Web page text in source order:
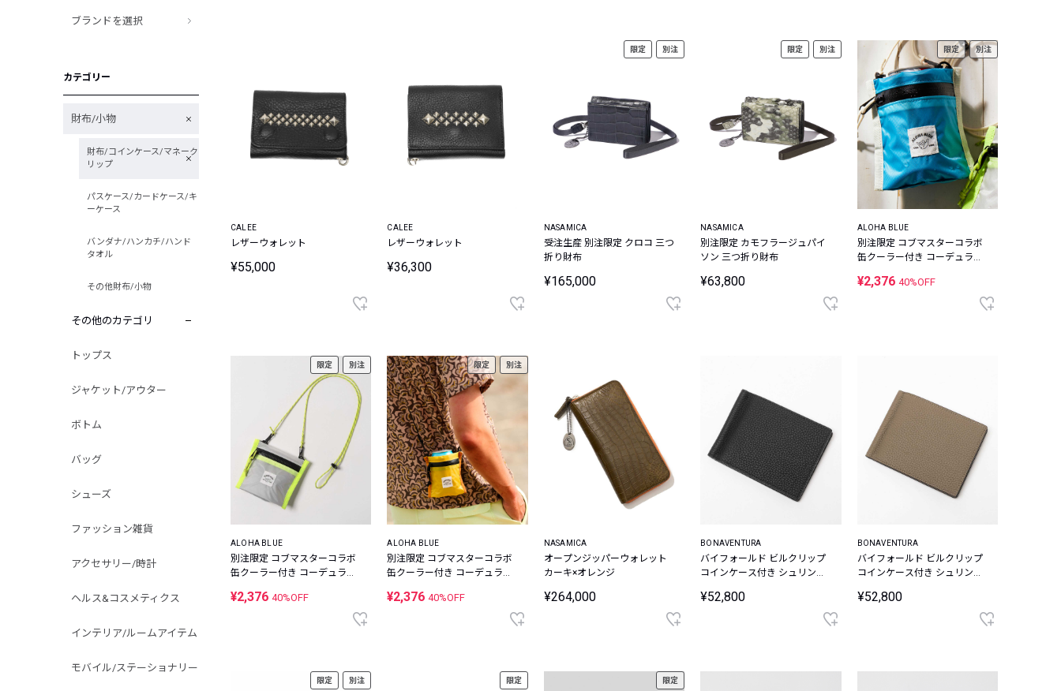
人気アイテム TOP 15
ブランドを選択
カテゴリー
財布/小物
財布/コインケース/マネーク
リップ
パスケース/カードケース/キ
ーケース
バンダナ/ハンカチ/ハンド
タオル
その他財布/小物
その他のカテゴリ
トップス
ジャケット/アウター
ボトム
バッグ
シューズ
ファッション雑貨
アクセサリー/時計
ヘルス&コスメティクス
インテリア/ルームアイテム
モバイル/ステーショナリー
CALEE
レザーウォレット
¥55,000
CALEE
レザーウォレット
¥36,300
限定 別注
NASAMICA
受注生産 別注限定 クロコ 三つ
折り財布
¥165,000
限定 別注
NASAMICA
別注限定 カモフラージュパイ
ソン 三つ折り財布
¥63,800
限定 別注
ALOHA BLUE
別注限定 コブマスターコラボ
缶クーラー付き コーデュラナ
¥2,376 40%OFF
限定 別注
ALOHA BLUE
別注限定 コブマスターコラボ
缶クーラー付き コーデュラナ
¥2,376 40%OFF
限定 別注
ALOHA BLUE
別注限定 コブマスターコラボ
缶クーラー付き コーデュラナ
¥2,37640%OFF
NASAMICA
オープンジッパーウォレット
カーキ×オレンジ
¥264,000
BONAVENTURA
バイフォールド ビルクリップ
コインケース付き シュリンク
¥52,800
BONAVENTURA
バイフォールド ビルクリップ
コインケース付き シュリンク
¥52,800
限定 別注 限定 限定